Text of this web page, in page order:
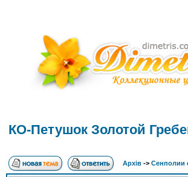
КО-Петушок Золотой
Архів -> Сенполии